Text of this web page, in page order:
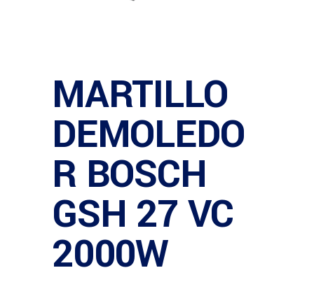
MARTILLO
DEMOLEDO
R BOSCH
GSH 27 VC
2000W